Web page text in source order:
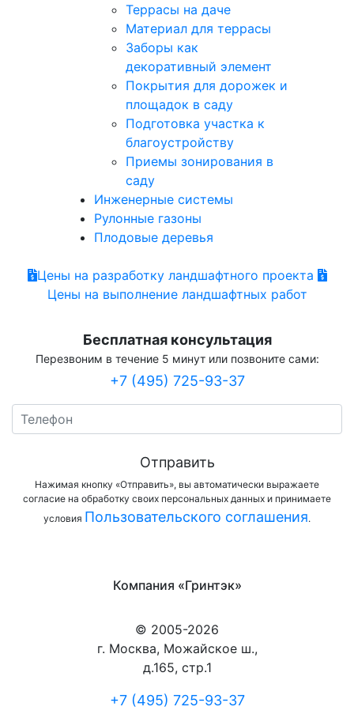
Террасы на даче
Материал для террасы
Заборы как
декоративный элемент
Покрытия для дорожек и
площадок в саду
Подготовка участка к
благоустройству
Приемы зонирования в
саду
Инженерные системы
Рулонные газоны
Плодовые деревья
Цены на разработку ландшафтного проекта
Цены на выполнение ландшафтных работ
Бесплатная консультация
Перезвоним в течение 5 минут или позвоните сами:
+7 (495) 725-93-37
Отправить
Нажимая кнопку «Отправить», вы автоматически выражаете
согласие на обработку своих персональных данных и принимаете
условия Пользовательского соглашения.
Компания «Гринтэк»
© 2005-2026
г. Москва, Можайское ш.,
д.165, стр.1
+7 (495) 725-93-37